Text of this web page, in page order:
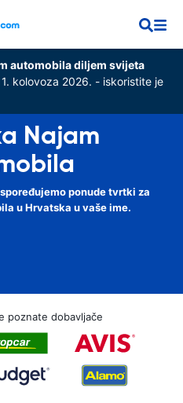
automobila diljem svijeta
kolovoza 2026. - iskoristite je
Najam
ponude tvrtki za
u Hrvatska u vaše ime.
poznate dobavljače